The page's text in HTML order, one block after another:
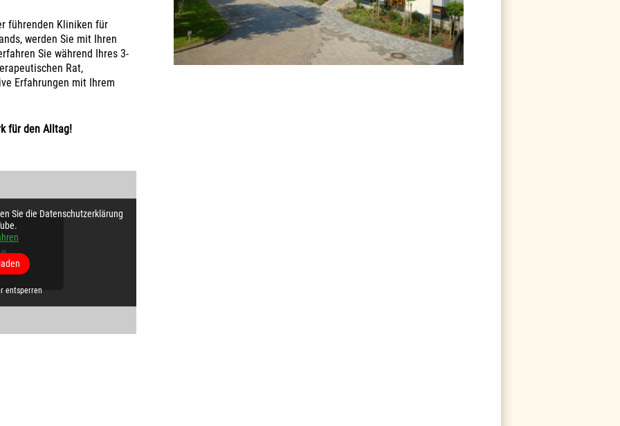
führenden Kliniken für
werden Sie mit Ihren
Sie während Ihres 3-
Rat,
Erfahrungen mit Ihrem
für den Alltag!
Sie die Datenschutzerklärung
entsperren